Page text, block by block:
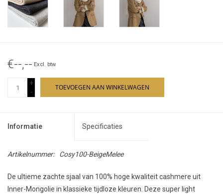
€--,-- Excl. btw
+
-
TOEVOEGEN AAN WINKELWAGEN
Informatie Specificaties
Artikelnummer: Cosy100-BeigeMelee
De ultieme zachte sjaal van 100% hoge kwaliteit cashmere uit
Inner-Mongolie in klassieke tijdloze kleuren. Deze super light